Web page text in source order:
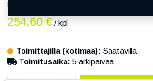
EAN:
254,60€ / kpl
Toimittajilla (kotimaa): Saatavilla
Toimitusaika: 5 arkipäivää